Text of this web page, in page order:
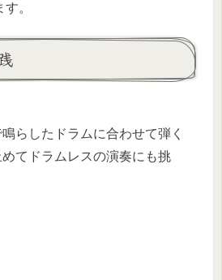
。
らしたドラムに合わせて弾く
てドラムレスの演奏にも挑